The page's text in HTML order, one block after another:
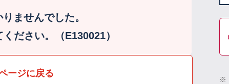
ませんでした。
ださい。（E130021）
ージに戻る
※